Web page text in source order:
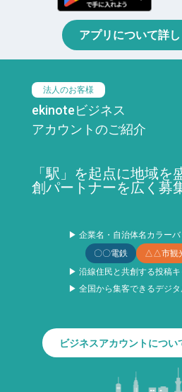
アプリについて詳
法人のお客様
ekinoteビジネス
アカウントのご紹介
「駅」を起点に地域を
創パートナーを広く募
▶ 企業名・自治体名カラー
〇〇電鉄
△△市観
▶ 沿線住民と共創する投稿キ
▶ 全国から集客できるデジ
ビジネスアカウントについ